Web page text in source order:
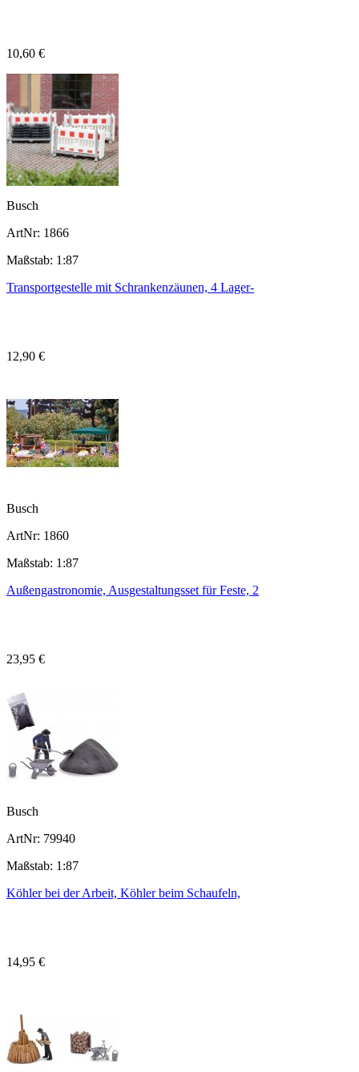
10,60 €
Busch
ArtNr: 1866
Maßstab: 1:87
Transportgestelle mit Schrankenzäunen, 4 Lager-
12,90 €
Busch
ArtNr: 1860
Maßstab: 1:87
Außengastronomie, Ausgestaltungsset für Feste, 2
23,95 €
Busch
ArtNr: 79940
Maßstab: 1:87
Köhler bei der Arbeit, Köhler beim Schaufeln,
14,95 €